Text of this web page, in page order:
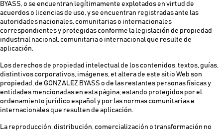
BYASS, o se encuentran legítimamente explotados en virtud de
acuerdos o licencias de uso, y se encuentran registradas ante las
autoridades nacionales, comunitarias o internacionales
correspondientes y protegidas conforme la legislación de propiedad
industrial nacional, comunitaria o internacional que resulte de
aplicación.
Los derechos de propiedad intelectual de los contenidos, textos, guías,
distintivos corporativos, imágenes, et altera de este sitio Web son
propiedad, de GONZALEZ BYASS o de las restantes personas físicas y
entidades mencionadas en esta página, estando protegidos por el
ordenamiento jurídico español y por las normas comunitarias e
internacionales que resulten de aplicación.
La reproducción, distribución, comercialización o transformación no